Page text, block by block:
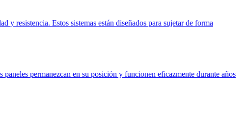
y resistencia. Estos sistemas están diseñados para sujetar de forma
permanezcan en su posición y funcionen eficazmente durante años